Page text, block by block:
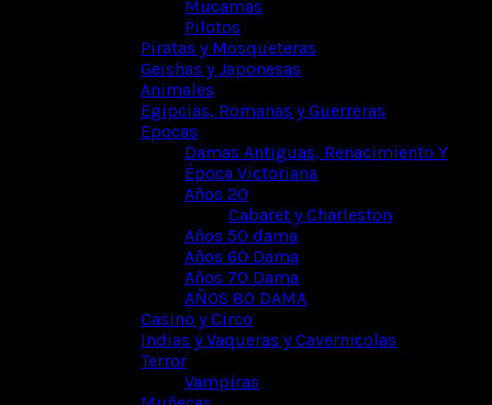
Mucamas
Pilotos
Piratas y Mosqueteras
Geishas y Japonesas
Animales
Egipcias, Romanas y Guerreras
Epocas
Damas Antiguas, Renacimiento Y
Época Victoriana
Años 20
Cabaret y Charleston
Años 50 dama
Años 60 Dama
Años 70 Dama
AÑOS 80 DAMA
Casino y Circo
Indias y Vaqueras y Cavernicolas
Terror
Vampiras